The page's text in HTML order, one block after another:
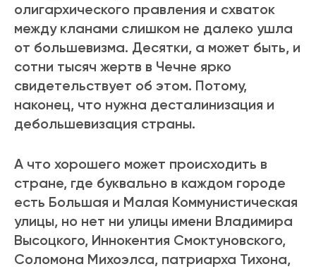
олигархического правления и схваток
между кланами слишком не далеко ушла
от большевизма. Десятки, а может быть, и
сотни тысяч жертв в Чечне ярко
свидетельствует об этом. Потому,
наконец, что нужна десталинизация и
дебольшевизация страны.
А что хорошего может происходить в
стране, где буквально в каждом городе
есть Большая и Малая Коммунистическая
улицы, но нет ни улицы имени Владимира
Высоцкого, Иннокентия Смоктуновского,
Соломона Михоэлса, патриарха Тихона,